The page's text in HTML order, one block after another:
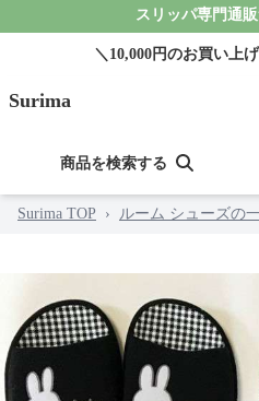
スリッパ専門通
＼10,000円のお買い上
Surima
商品を検索する
Surima TOP › ルーム シューズの